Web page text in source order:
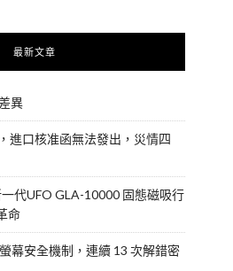
最新文章
異
進口核准函無法發出，災情四
代UFO GLA-10000 固態磁吸行
命
幕安全機制，連續 13 次解錯密